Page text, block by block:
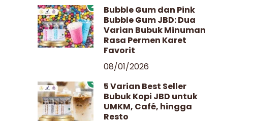
2
Bubble Gum dan Pink
Bubble Gum JBD: Dua
Varian Bubuk Minuman
Rasa Permen Karet
Favorit
08/01/2026
3
5 Varian Best Seller
Bubuk Kopi JBD untuk
UMKM, Café, hingga
Resto